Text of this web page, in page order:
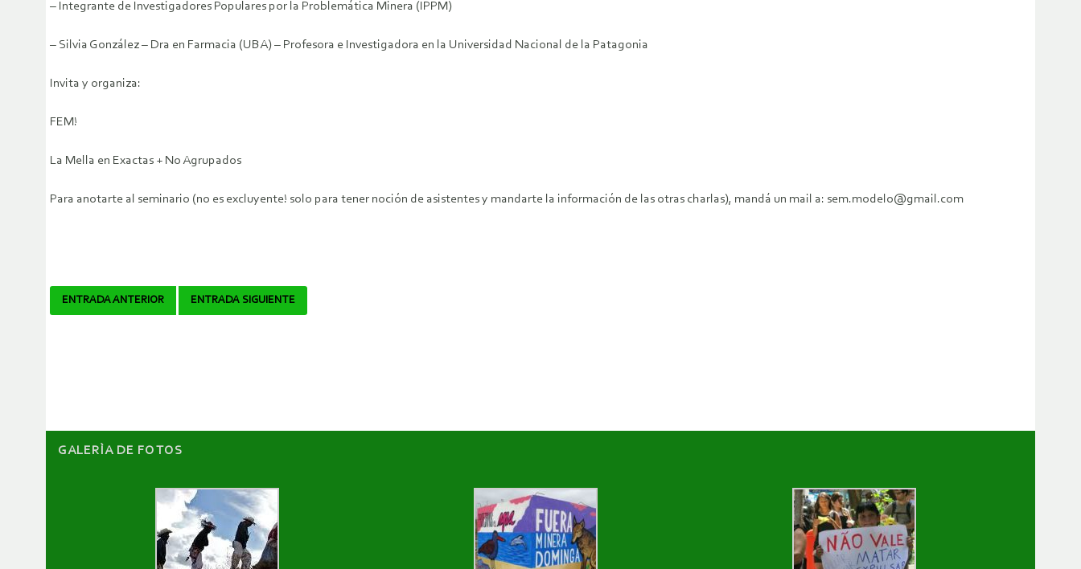
– Integrante de Investigadores Populares por la Problemática Minera (IPPM)
– Silvia González – Dra en Farmacia (UBA) – Profesora e Investigadora en la Universidad Nacional de la Patagonia
Invita y organiza:
FEM!
La Mella en Exactas + No Agrupados
Para anotarte al seminario (no es excluyente! solo para tener noción de asistentes y mandarte la información de las otras charlas), mandá un mail a: sem.modelo@gmail.com
Navegador
ENTRADA ANTERIOR ENTRADA SIGUIENTE
GALERÌA DE FOTOS